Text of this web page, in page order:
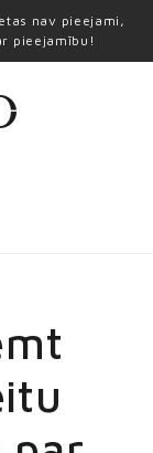
nav pieejami,
pieejamību!